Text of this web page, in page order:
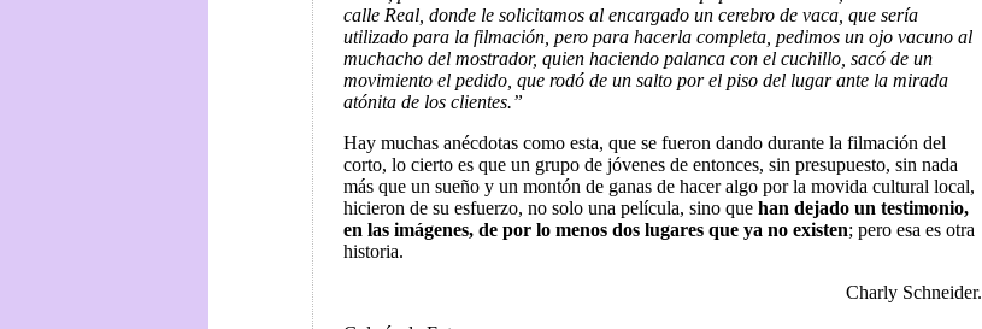
calle Real, donde le solicitamos al encargado un cerebro de vaca, que sería
utilizado para la filmación, pero para hacerla completa, pedimos un ojo vacuno al
muchacho del mostrador, quien haciendo palanca con el cuchillo, sacó de un
movimiento el pedido, que rodó de un salto por el piso del lugar ante la mirada
atónita de los clientes.”
Hay muchas anécdotas como esta, que se fueron dando durante la filmación del
corto, lo cierto es que un grupo de jóvenes de entonces, sin presupuesto, sin nada
más que un sueño y un montón de ganas de hacer algo por la movida cultural local,
hicieron de su esfuerzo, no solo una película, sino que han dejado un testimonio,
en las imágenes, de por lo menos dos lugares que ya no existen; pero esa es otra
historia.
Charly Schneider.